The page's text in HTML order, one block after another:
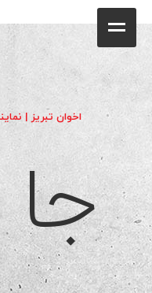
فروشگاه
محصولات
جشنواره فروش ویژه
کاتالوگ
گالری
وبلاگ
اخوان تبریز |